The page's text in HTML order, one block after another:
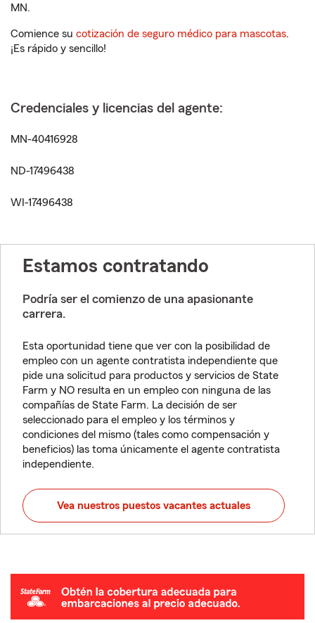
MN.
Comience su cotización de seguro médico para mascotas.
¡Es rápido y sencillo!
Credenciales y licencias del agente:
MN-40416928
ND-17496438
WI-17496438
Estamos contratando
Podría ser el comienzo de una apasionante
carrera.
Esta oportunidad tiene que ver con la posibilidad de
empleo con un agente contratista independiente que
pide una solicitud para productos y servicios de State
Farm y NO resulta en un empleo con ninguna de las
compañías de State Farm. La decisión de ser
seleccionado para el empleo y los términos y
condiciones del mismo (tales como compensación y
beneficios) las toma únicamente el agente contratista
independiente.
Vea nuestros puestos vacantes actuales